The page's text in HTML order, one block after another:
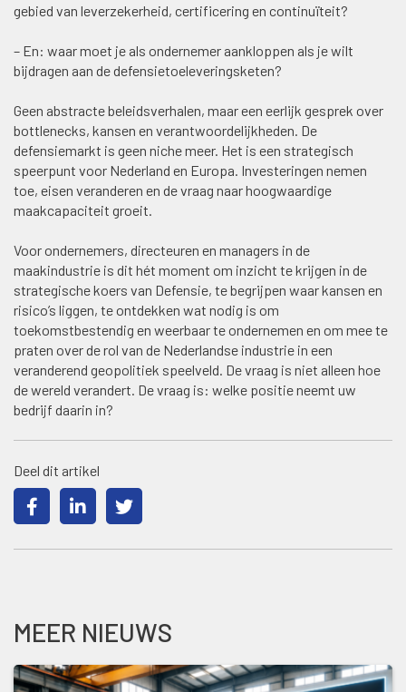
gebied van leverzekerheid, certificering en continuïteit?
– En: waar moet je als ondernemer aankloppen als je wilt
bijdragen aan de defensietoeleveringsketen?
Geen abstracte beleidsverhalen, maar een eerlijk gesprek over
bottlenecks, kansen en verantwoordelijkheden. De
defensiemarkt is geen niche meer. Het is een strategisch
speerpunt voor Nederland en Europa. Investeringen nemen
toe, eisen veranderen en de vraag naar hoogwaardige
maakcapaciteit groeit.
Voor ondernemers, directeuren en managers in de
maakindustrie is dit hét moment om inzicht te krijgen in de
strategische koers van Defensie, te begrijpen waar kansen en
risico’s liggen, te ontdekken wat nodig is om
toekomstbestendig en weerbaar te ondernemen en om mee te
praten over de rol van de Nederlandse industrie in een
veranderend geopolitiek speelveld. De vraag is niet alleen hoe
de wereld verandert. De vraag is: welke positie neemt uw
bedrijf daarin in?
Deel dit artikel
MEER NIEUWS